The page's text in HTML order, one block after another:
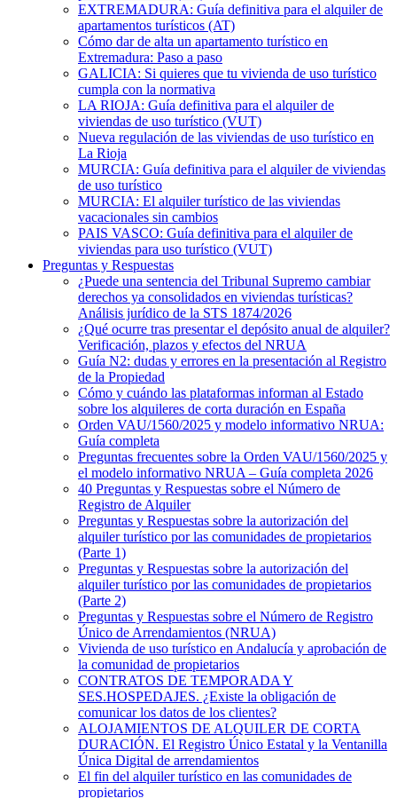
EXTREMADURA: Guía definitiva para el alquiler de
apartamentos turísticos (AT)
Cómo dar de alta un apartamento turístico en
Extremadura: Paso a paso
GALICIA: Si quieres que tu vivienda de uso turístico
cumpla con la normativa
LA RIOJA: Guía definitiva para el alquiler de
viviendas de uso turístico (VUT)
Nueva regulación de las viviendas de uso turístico en
La Rioja
MURCIA: Guía definitiva para el alquiler de viviendas
de uso turístico
MURCIA: El alquiler turístico de las viviendas
vacacionales sin cambios
PAIS VASCO: Guía definitiva para el alquiler de
viviendas para uso turístico (VUT)
Preguntas y Respuestas
¿Puede una sentencia del Tribunal Supremo cambiar
derechos ya consolidados en viviendas turísticas?
Análisis jurídico de la STS 1874/2026
¿Qué ocurre tras presentar el depósito anual de alquiler?
Verificación, plazos y efectos del NRUA
Guía N2: dudas y errores en la presentación al Registro
de la Propiedad
Cómo y cuándo las plataformas informan al Estado
sobre los alquileres de corta duración en España
Orden VAU/1560/2025 y modelo informativo NRUA:
Guía completa
Preguntas frecuentes sobre la Orden VAU/1560/2025 y
el modelo informativo NRUA – Guía completa 2026
40 Preguntas y Respuestas sobre el Número de
Registro de Alquiler
Preguntas y Respuestas sobre la autorización del
alquiler turístico por las comunidades de propietarios
(Parte 1)
Preguntas y Respuestas sobre la autorización del
alquiler turístico por las comunidades de propietarios
(Parte 2)
Preguntas y Respuestas sobre el Número de Registro
Único de Arrendamientos (NRUA)
Vivienda de uso turístico en Andalucía y aprobación de
la comunidad de propietarios
CONTRATOS DE TEMPORADA Y
SES.HOSPEDAJES. ¿Existe la obligación de
comunicar los datos de los clientes?
ALOJAMIENTOS DE ALQUILER DE CORTA
DURACIÓN. El Registro Único Estatal y la Ventanilla
Única Digital de arrendamientos
El fin del alquiler turístico en las comunidades de
propietarios